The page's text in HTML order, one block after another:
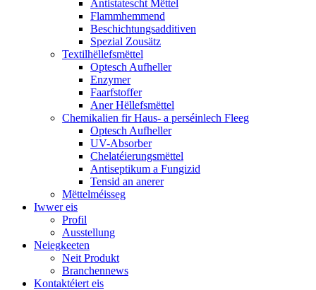
Antistatescht Mëttel
Flammhemmend
Beschichtungsadditiven
Spezial Zousätz
Textilhëllefsmëttel
Optesch Aufheller
Enzymer
Faarfstoffer
Aner Hëllefsmëttel
Chemikalien fir Haus- a perséinlech Fleeg
Optesch Aufheller
UV-Absorber
Chelatéierungsmëttel
Antiseptikum a Fungizid
Tensid an anerer
Mëttelméisseg
Iwwer eis
Profil
Ausstellung
Neiegkeeten
Neit Produkt
Branchennews
Kontaktéiert eis